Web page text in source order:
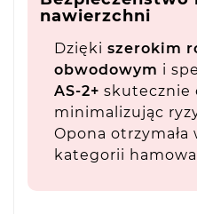
nawierzchni
Dzięki szerokim
obwodowym i
AS-2+ skutecznie
minimalizując
Opona
kategorii